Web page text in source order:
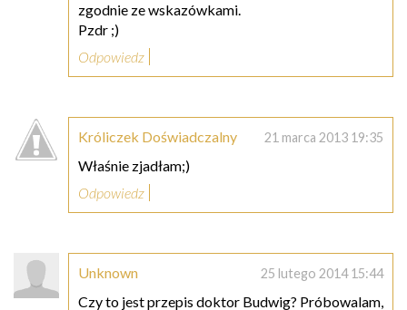
zgodnie ze wskazówkami.
Pzdr ;)
Odpowiedz
Króliczek Doświadczalny 21 marca 2013 19:35
Właśnie zjadłam;)
Odpowiedz
Unknown 25 lutego 2014 15:44
Czy to jest przepis doktor Budwig? Próbowalam,